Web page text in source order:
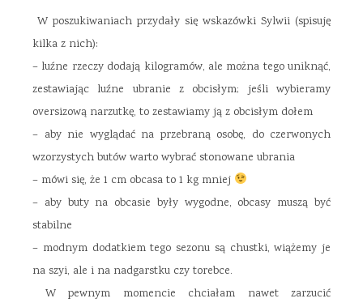
W poszukiwaniach przydały się wskazówki Sylwii (spisuję
kilka z nich):
– luźne rzeczy dodają kilogramów, ale można tego uniknąć,
zestawiając luźne ubranie z obcisłym; jeśli wybieramy
oversizową narzutkę, to zestawiamy ją z obcisłym dołem
– aby nie wyglądać na przebraną osobę, do czerwonych
wzorzystych butów warto wybrać stonowane ubrania
– mówi się, że 1 cm obcasa to 1 kg mniej
– aby buty na obcasie były wygodne, obcasy muszą być
stabilne
– modnym dodatkiem tego sezonu są chustki, wiążemy je
na szyi, ale i na nadgarstku czy torebce.
W pewnym momencie chciałam nawet zarzucić